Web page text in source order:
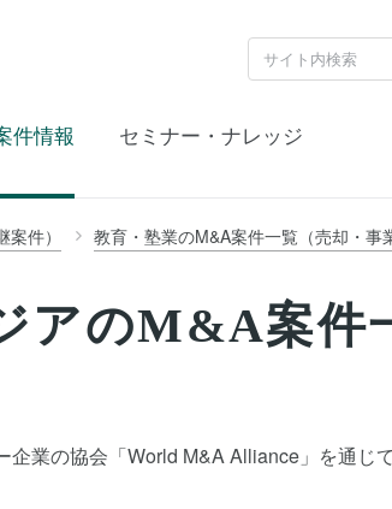
件情報 セミナー・ナレッジ
件） 教育・塾業のM&A案件一覧（売却・事
アのM&A案件
業の協会「World M&A Alliance」を通